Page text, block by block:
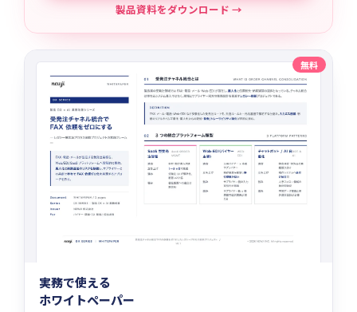
製品資料をダウンロード →
無料
実務で使える
ホワイトペーパー